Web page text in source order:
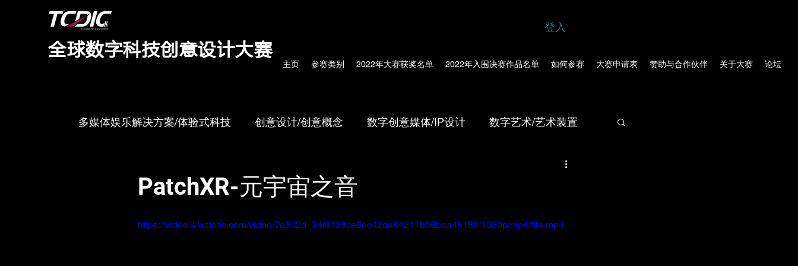
​全球数字科技创意设计大赛
登入
主页 参赛类别 2022年大赛获奖名单 2022年入围决赛作品名单 如何参赛 大赛申请表 赞助与合作伙伴 关于大赛 论坛
多媒体娱乐解决方案/体验式科技 创意设计/创意概念 数字创意媒体/IP设计 数字艺术/艺术装置
PatchXR-元宇宙之音
https://video.wixstatic.com/video/7e302d_34f9138ce8ec42da84211b06baa45189/1080p/mp4/file.mp4